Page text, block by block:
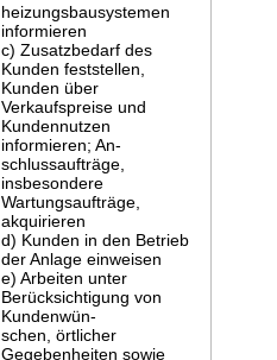
heizungsbausystemen
informieren
c) Zusatzbedarf des
Kunden feststellen,
Kunden über
Verkaufspreise und
Kundennutzen
informieren; An-
schlussaufträge,
insbesondere
Wartungsaufträge,
akquirieren
d) Kunden in den Betrieb
der Anlage einweisen
e) Arbeiten unter
Berücksichtigung von
Kundenwün-
schen, örtlicher
Gegebenheiten sowie